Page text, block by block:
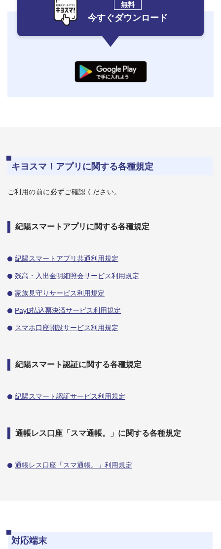
今すぐダウンロード
無料
キヨスマ！アプリに関する各種規定
ご利用の前に必ずご確認ください。
紀陽スマートアプリに関する各種規定
紀陽スマートアプリ共通利用規定
残高・入出金明細照会サービス利用規定
家族見守りサービス利用規定
PayB払込票決済サービス利用規定
スマホ口座開設サービス利用規定
紀陽スマート認証に関する各種規定
紀陽スマート認証サービス利用規定
通帳レス口座「スマ通帳。」に関する各種規定
通帳レス口座「スマ通帳。」利用規定
対応端末